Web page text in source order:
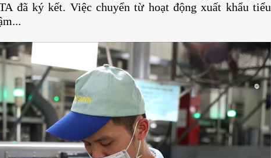
đã ký kết. Việc chuyển từ hoạt động xuất khẩu tiểu